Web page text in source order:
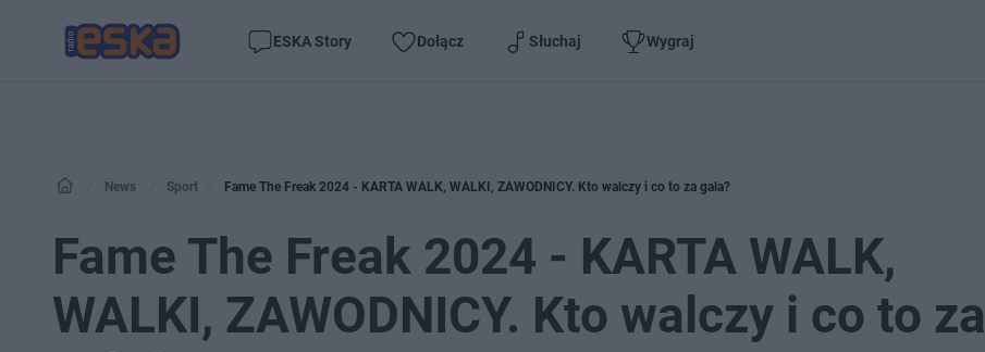
ESKA Story Dołącz Słuchaj Wygraj
News Sport Fame The Freak 2024 - KARTA WALK, WALKI, ZAWODNICY. Kto walczy i co to za gala?
Fame The Freak 2024 - KARTA WALK,
WALKI, ZAWODNICY. Kto walczy i co to za